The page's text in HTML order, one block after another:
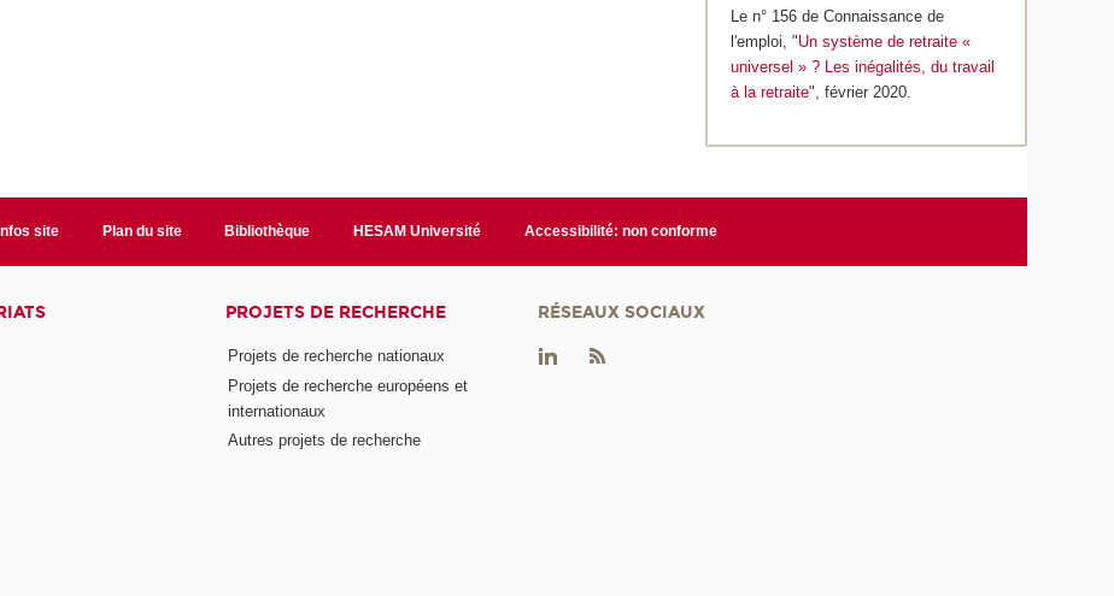
Le n° 156 de Connaissance de
l'emploi, "Un système de retraite «
universel » ? Les inégalités, du travail
à la retraite", février 2020.
Infos site Plan du site Bibliothèque HESAM Université Accessibilité: non conforme
PROJETS DE RECHERCHE
Projets de recherche nationaux
Projets de recherche européens et
internationaux
Autres projets de recherche
RÉSEAUX SOCIAUX